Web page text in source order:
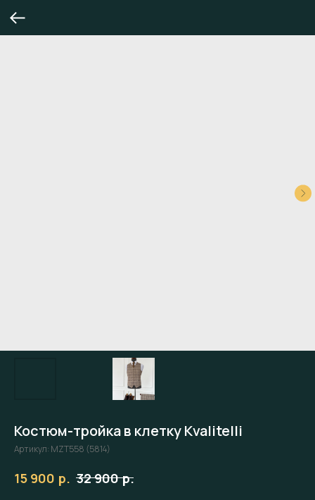
Костюм-тройка в клетку Kvalitelli
Артикул: MZT558 (5814)
15 900 р. 32 900 р.